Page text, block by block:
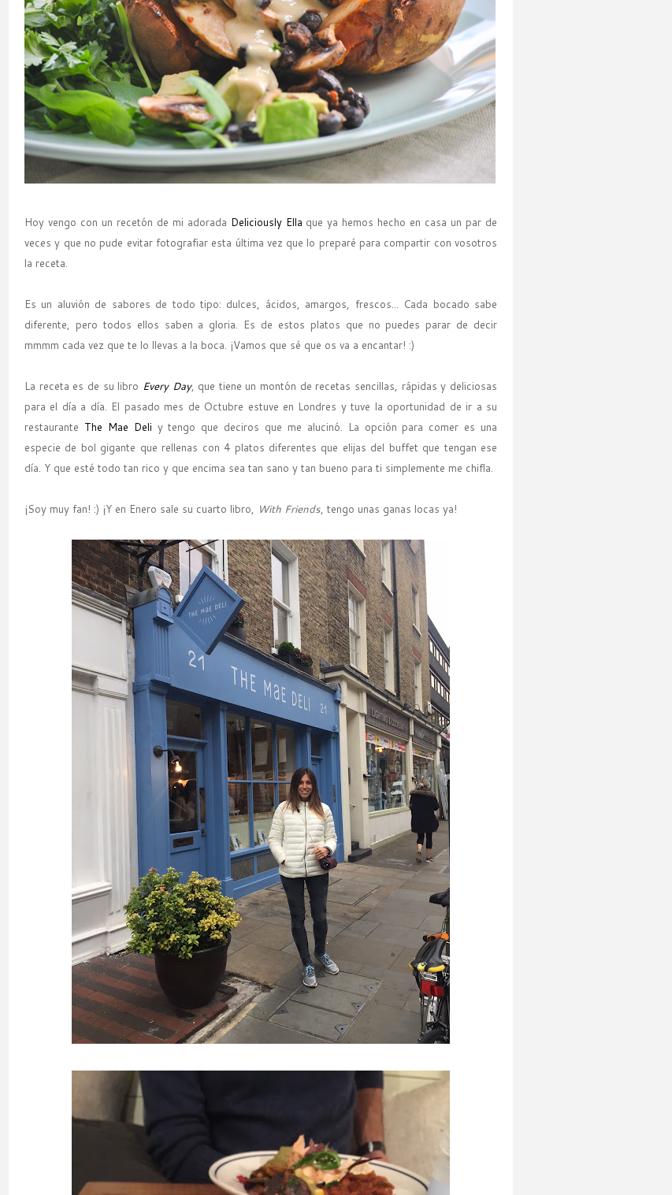
Hoy vengo con un recetón de mi adorada Deliciously Ella que ya hemos hecho en casa un par de
veces y que no pude evitar fotografiar esta última vez que lo preparé para compartir con vosotros
la receta.
Es un aluvión de sabores de todo tipo: dulces, ácidos, amargos, frescos... Cada bocado sabe
diferente, pero todos ellos saben a gloria. Es de estos platos que no puedes parar de decir
mmmm cada vez que te lo llevas a la boca. ¡Vamos que sé que os va a encantar! :)
La receta es de su libro Every Day, que tiene un montón de recetas sencillas, rápidas y deliciosas
para el día a día. El pasado mes de Octubre estuve en Londres y tuve la oportunidad de ir a su
restaurante The Mae Deli y tengo que deciros que me alucinó. La opción para comer es una
especie de bol gigante que rellenas con 4 platos diferentes que elijas del buffet que tengan ese
día. Y que esté todo tan rico y que encima sea tan sano y tan bueno para ti simplemente me chifla.
¡Soy muy fan! :) ¡Y en Enero sale su cuarto libro, With Friends , tengo unas ganas locas ya!